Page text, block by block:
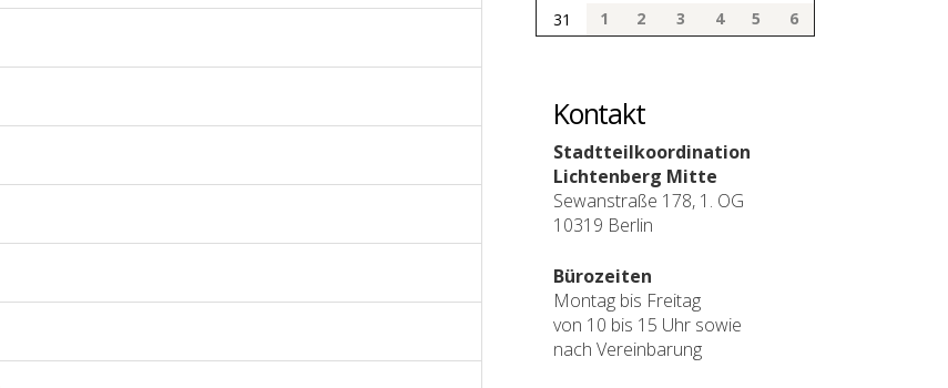
31
1 2 3 4 5 6
Kontakt
Stadtteilkoordination
Lichtenberg Mitte
Sewanstraße 178, 1. OG
10319 Berlin
Bürozeiten
Montag bis Freitag
von 10 bis 15 Uhr sowie
nach Vereinbarung